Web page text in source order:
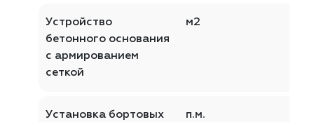
Устройство
бетонного основания
с армированием
сеткой
м2
Установка бортовых
п.м.